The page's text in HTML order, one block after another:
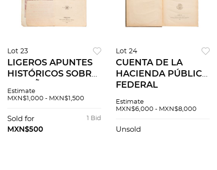
Lot 23
LIGEROS APUNTES
HISTÓRICOS SOBRE
MÉXICO Y DATOS
ESTADÍSTICOS DEL
GRAN BAÑO DE SAN
Estimate
MXN$1,000 - MXN$1,500
1 Bid
Sold for
MXN$500
Lot 24
CUENTA DE LA
HACIENDA PÚBLICA
FEDERAL
A LOS MESES DE
DE 1917. MÉXICO,
Estimate
MXN$6,000 - MXN$8,000
Unsold